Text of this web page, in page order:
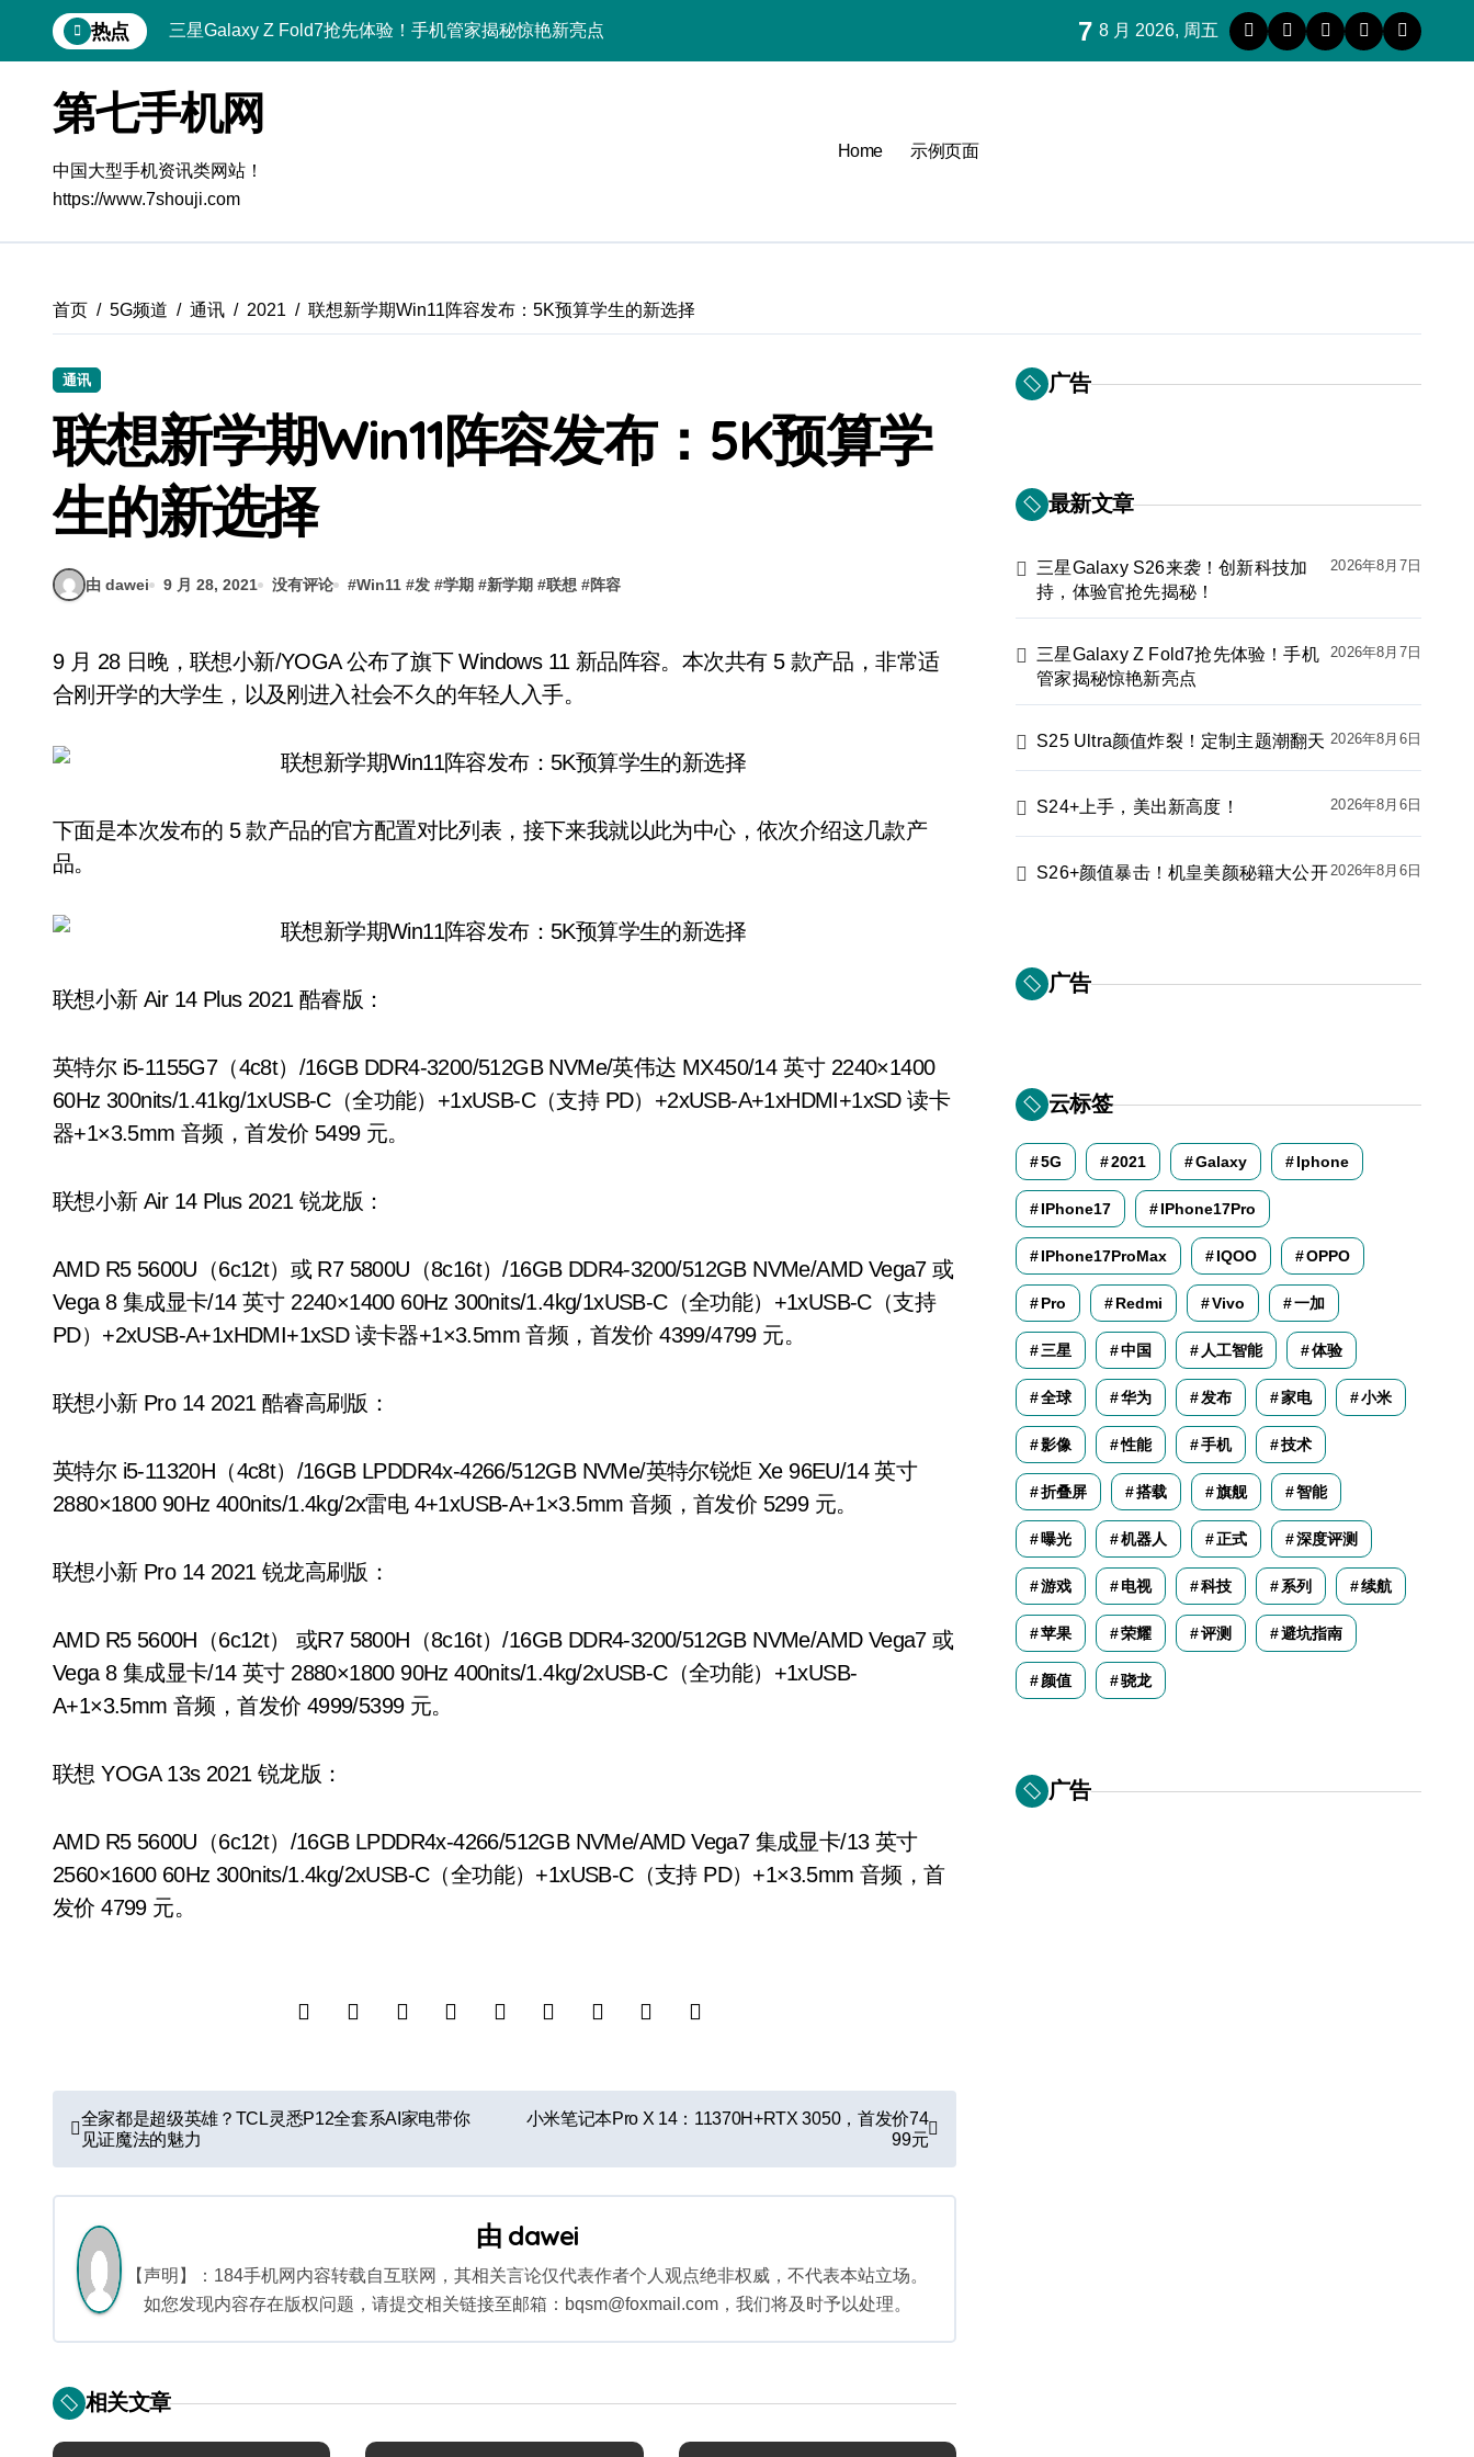
到
热点
S25 Ultra颜值炸裂！定制主题潮翻天
S24+上手，美出新高度！
A56 5G登场，刷新三星时尚新高度！
Galaxy C55 5G潮玩定制，焕新体验无限可能
三星Galaxy S26来袭！创新科技加持，体验官抢先揭秘！
7 8 月 2026, 周五
第七手机网
中国大型手机资讯类网站！
https://www.7shouji.com
Home 示例页面
首页 5G频道 通讯 2021 联想新学期Win11阵容发布：5K预算学生的新选择
通讯
联想新学期Win11阵容发布：5K预算学
生的新选择
由 dawei 9 月 28, 2021 没有评论 #Win11 #发 #学期 #新学期 #联想 #阵容
9 月 28 日晚，联想小新/YOGA 公布了旗下 Windows 11 新品阵容。本次共有 5 款产品，非常适
合刚开学的大学生，以及刚进入社会不久的年轻人入手。
下面是本次发布的 5 款产品的官方配置对比列表，接下来我就以此为中心，依次介绍这几款产
品。
联想小新 Air 14 Plus 2021 酷睿版：
英特尔 i5-1155G7（4c8t）/16GB DDR4-3200/512GB NVMe/英伟达 MX450/14 英寸 2240×1400
60Hz 300nits/1.41kg/1xUSB-C（全功能）+1xUSB-C（支持 PD）+2xUSB-A+1xHDMI+1xSD 读卡
器+1×3.5mm 音频，首发价 5499 元。
联想小新 Air 14 Plus 2021 锐龙版：
AMD R5 5600U（6c12t）或 R7 5800U（8c16t）/16GB DDR4-3200/512GB NVMe/AMD Vega7 或
Vega 8 集成显卡/14 英寸 2240×1400 60Hz 300nits/1.4kg/1xUSB-C（全功能）+1xUSB-C（支持
PD）+2xUSB-A+1xHDMI+1xSD 读卡器+1×3.5mm 音频，首发价 4399/4799 元。
联想小新 Pro 14 2021 酷睿高刷版：
英特尔 i5-11320H（4c8t）/16GB LPDDR4x-4266/512GB NVMe/英特尔锐炬 Xe 96EU/14 英寸
2880×1800 90Hz 400nits/1.4kg/2x雷电 4+1xUSB-A+1×3.5mm 音频，首发价 5299 元。
联想小新 Pro 14 2021 锐龙高刷版：
AMD R5 5600H（6c12t） 或R7 5800H（8c16t）/16GB DDR4-3200/512GB NVMe/AMD Vega7 或
Vega 8 集成显卡/14 英寸 2880×1800 90Hz 400nits/1.4kg/2xUSB-C（全功能）+1xUSB-
A+1×3.5mm 音频，首发价 4999/5399 元。
联想 YOGA 13s 2021 锐龙版：
AMD R5 5600U（6c12t）/16GB LPDDR4x-4266/512GB NVMe/AMD Vega7 集成显卡/13 英寸
2560×1600 60Hz 300nits/1.4kg/2xUSB-C（全功能）+1xUSB-C（支持 PD）+1×3.5mm 音频，首
发价 4799 元。
文
章
导
航
全家都是超级英雄？TCL灵悉P12全套系AI家电带你
见证魔法的魅力
小米笔记本Pro X 14：11370H+RTX 3050，首发价74
99元
由 dawei
【声明】：184手机网内容转载自互联网，其相关言论仅代表作者个人观点绝非权威，不代表本站立场。
如您发现内容存在版权问题，请提交相关链接至邮箱：bqsm@foxmail.com，我们将及时予以处理。
相关文章
广告
最新文章
三星Galaxy S26来袭！创新科技加
持，体验官抢先揭秘！
2026年8月7日
三星Galaxy Z Fold7抢先体验！手机
管家揭秘惊艳新亮点
2026年8月7日
S25 Ultra颜值炸裂！定制主题潮翻天 2026年8月6日
S24+上手，美出新高度！ 2026年8月6日
S26+颜值暴击！机皇美颜秘籍大公开2026年8月6日
广告
云标签
5G 2021 Galaxy Iphone
IPhone17 IPhone17Pro
IPhone17ProMax IQOO OPPO
Pro Redmi Vivo 一加
三星 中国 人工智能 体验
全球 华为 发布 家电 小米
影像 性能 手机 技术
折叠屏 搭载 旗舰 智能
曝光 机器人 正式 深度评测
游戏 电视 科技 系列 续航
苹果 荣耀 评测 避坑指南
颜值 骁龙
广告